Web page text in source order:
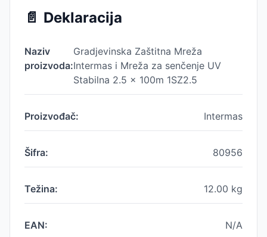
📄 Deklaracija
Naziv
proizvoda:
Gradjevinska Zaštitna Mreža
Intermas i Mreža za senčenje UV
Stabilna 2.5 x 100m 1SZ2.5
Proizvođač: Intermas
Šifra: 80956
Težina: 12.00 kg
EAN: N/A